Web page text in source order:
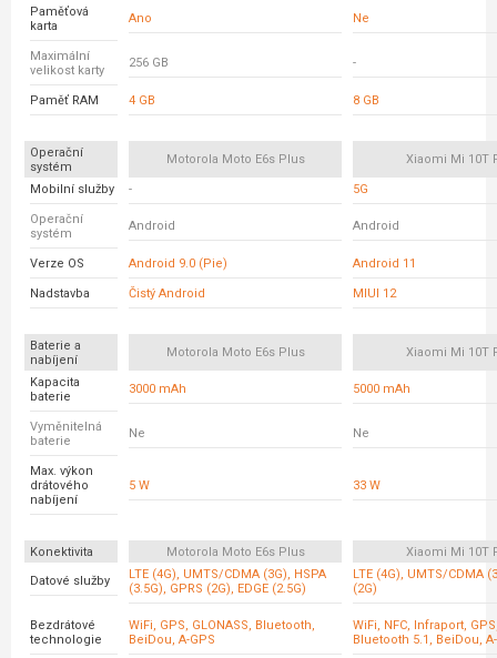
Paměťová
karta
Ano Ne
Maximální
velikost karty
256 GB -
Paměť RAM 4 GB 8 GB
Operační
systém
Motorola Moto E6s Plus Xiaomi Mi 10T
Mobilní služby - 5G
Operační
systém
Android Android
Verze OS Android 9.0 (Pie) Android 11
Nadstavba Čistý Android MIUI 12
Baterie a
nabíjení
Motorola Moto E6s Plus Xiaomi Mi 10T
Kapacita
baterie
3000 mAh 5000 mAh
Vyměnitelná
baterie
Ne Ne
Max. výkon
drátového
nabíjení
5 W 33 W
Konektivita Motorola Moto E6s Plus
Xiaomi Mi 10T
Datové služby
LTE (4G), UMTS/CDMA (3G), HSPA
(3.5G), GPRS (2G), EDGE (2.5G)
LTE (4G), UMTS/CDMA
(2G)
Bezdrátové
technologie
WiFi, GPS, GLONASS, Bluetooth,
BeiDou, A-GPS
WiFi, NFC, Infraport,
Bluetooth 5.1, BeiDou,